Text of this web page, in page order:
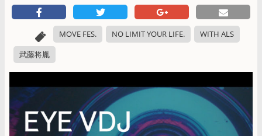
MOVE FES. NO LIMIT YOUR LIFE.
WITH ALS
武藤将胤